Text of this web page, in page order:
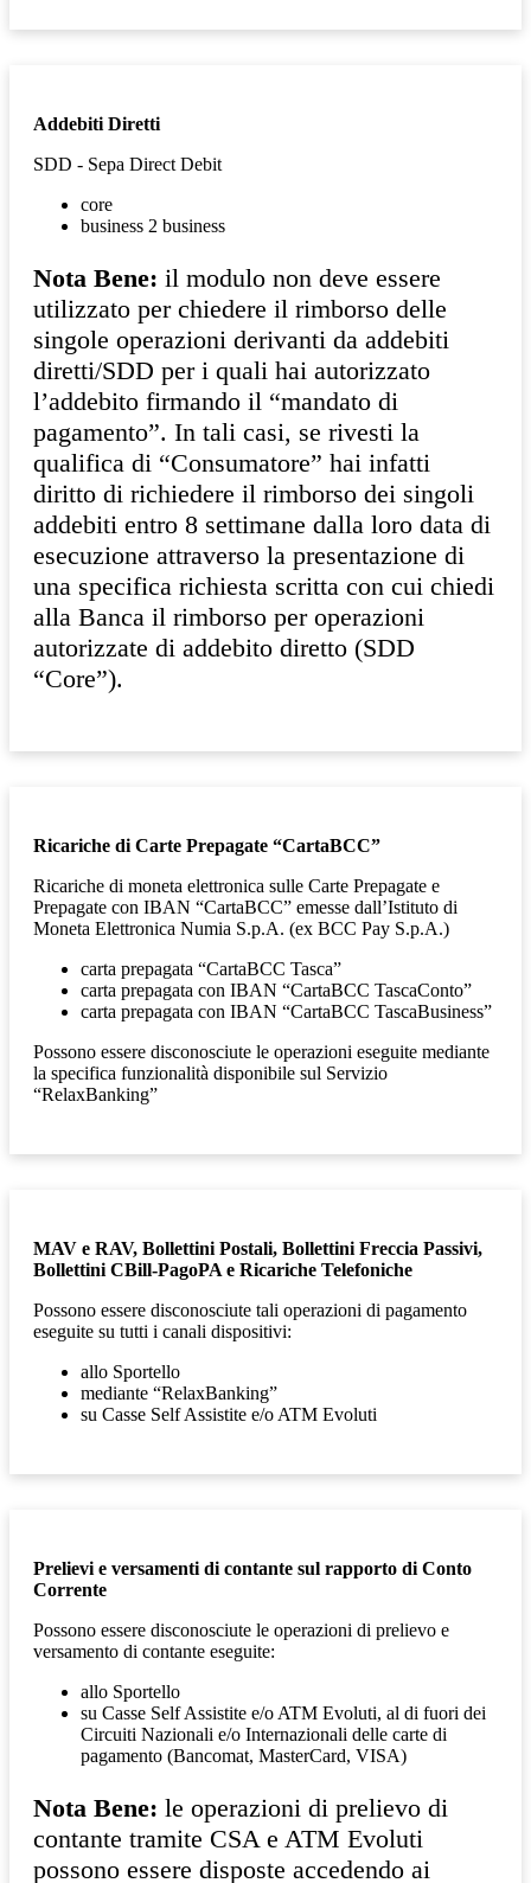
Addebiti Diretti
SDD - Sepa Direct Debit
core
business 2 business
Nota Bene: il modulo non deve essere
utilizzato per chiedere il rimborso delle
singole operazioni derivanti da addebiti
diretti/SDD per i quali hai autorizzato
l’addebito firmando il “mandato di
pagamento”. In tali casi, se rivesti la
qualifica di “Consumatore” hai infatti
diritto di richiedere il rimborso dei singoli
addebiti entro 8 settimane dalla loro data di
esecuzione attraverso la presentazione di
una specifica richiesta scritta con cui chiedi
alla Banca il rimborso per operazioni
autorizzate di addebito diretto (SDD
“Core”).
Ricariche di Carte Prepagate “CartaBCC”
Ricariche di moneta elettronica sulle Carte Prepagate e
Prepagate con IBAN “CartaBCC” emesse dall’Istituto di
Moneta Elettronica Numia S.p.A. (ex BCC Pay S.p.A.)
carta prepagata “CartaBCC Tasca”
carta prepagata con IBAN “CartaBCC TascaConto”
carta prepagata con IBAN “CartaBCC TascaBusiness”
Possono essere disconosciute le operazioni eseguite mediante
la specifica funzionalità disponibile sul Servizio
“RelaxBanking”
MAV e RAV, Bollettini Postali, Bollettini Freccia Passivi,
Bollettini CBill-PagoPA e Ricariche Telefoniche
Possono essere disconosciute tali operazioni di pagamento
eseguite su tutti i canali dispositivi:
allo Sportello
mediante “RelaxBanking”
su Casse Self Assistite e/o ATM Evoluti
Prelievi e versamenti di contante sul rapporto di Conto
Corrente
Possono essere disconosciute le operazioni di prelievo e
versamento di contante eseguite:
allo Sportello
su Casse Self Assistite e/o ATM Evoluti, al di fuori dei
Circuiti Nazionali e/o Internazionali delle carte di
pagamento (Bancomat, MasterCard, VISA)
Nota Bene: le operazioni di prelievo di
contante tramite CSA e ATM Evoluti
possono essere disposte accedendo ai